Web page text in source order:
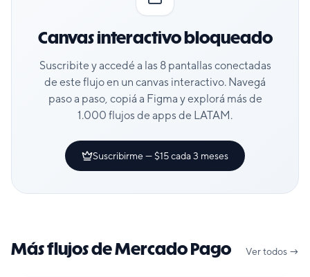
Canvas interactivo bloqueado
Suscribite y accedé a las 8pantallas conectadas
de este flujo en un canvas interactivo. Navegá
paso a paso, copiá a Figma y explorá más de
1.000 flujos de apps de LATAM.
Suscribirme — $15 cada 3 meses
Más flujos de Mercado Pago Ver todos →